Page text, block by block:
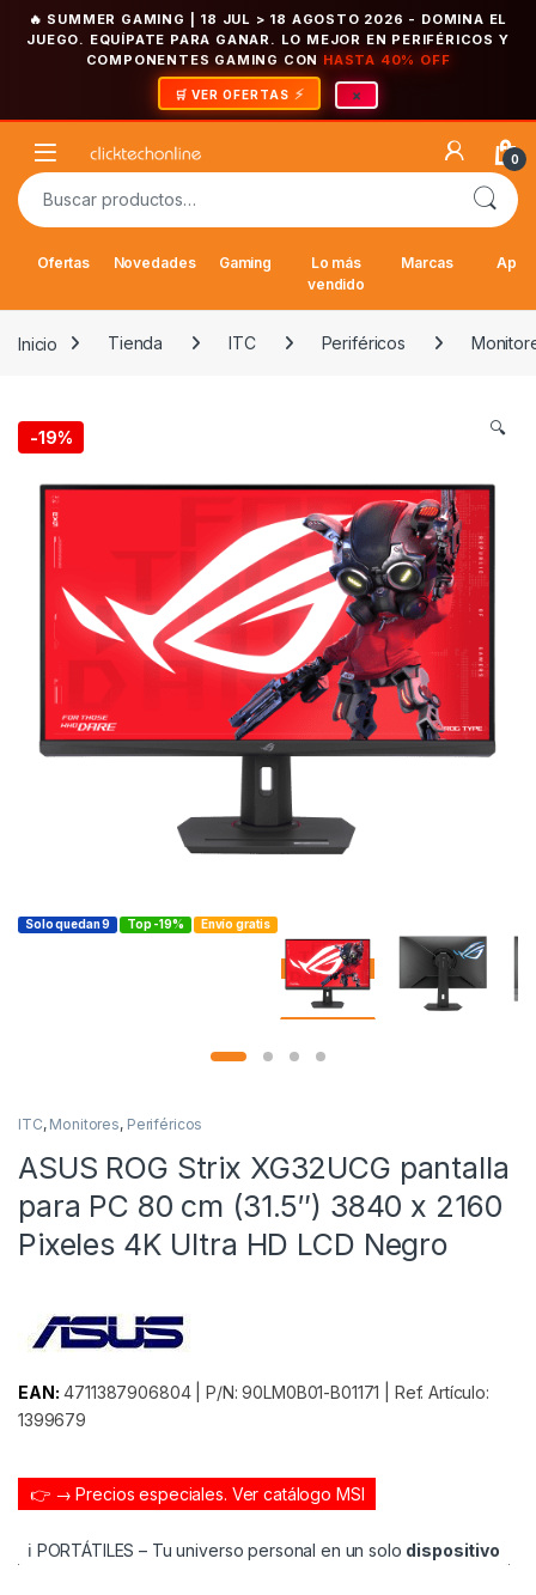
🔥 SUMMER GAMING | 18 JUL > 18 AGOSTO 2026 - DOMINA EL
JUEGO. EQUÍPATE PARA GANAR. LO MEJOR EN PERIFÉRICOS Y
COMPONENTES GAMING CON HASTA 40% OFF
🛒 VER OFERTAS ×
Open 0
Buscar por:
Ofertas Novedades Gaming
Lo más
vendido
Marcas
Inicio Tienda ITC Periféricos
-19% 🔍
Solo quedan 9 Top -19% Envío gratis
ITC, Monitores, Periféricos
ASUS ROG Strix XG32UCG pantalla
para PC 80 cm (31.5″) 3840 x 2160
Pixeles 4K Ultra HD LCD Negro
EAN: 4711387906804 | P/N: 90LM0B01-B01171 | Ref. Artículo:
1399679
👉 → Precios especiales. Ver catálogo MSI
ℹ️ PORTÁTILES – Tu universo personal en un solo dispositivo